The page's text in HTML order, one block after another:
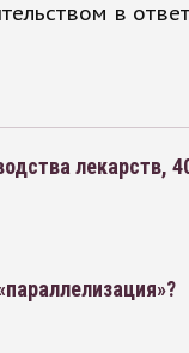
в
лекарств,